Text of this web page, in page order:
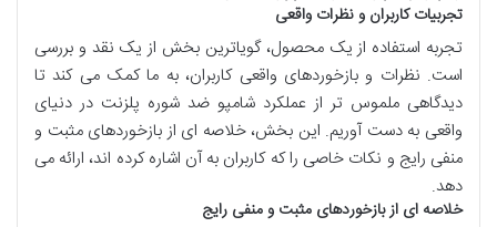
تجربیات کاربران و نظرات واقعی
تجربه استفاده از یک محصول، گویاترین بخش از یک نقد و بررسی
است. نظرات و بازخوردهای واقعی کاربران، به ما کمک می کند تا
دیدگاهی ملموس تر از عملکرد شامپو ضد شوره پلزنت در دنیای
واقعی به دست آوریم. این بخش، خلاصه ای از بازخوردهای مثبت و
منفی رایج و نکات خاصی را که کاربران به آن اشاره کرده اند، ارائه می
دهد.
خلاصه ای از بازخوردهای مثبت و منفی رایج